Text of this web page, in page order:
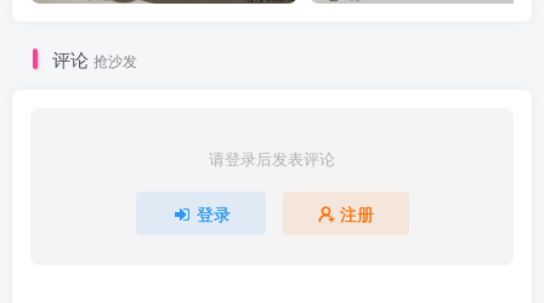
评论 抢沙发
请登录后发表评论
登录 注册